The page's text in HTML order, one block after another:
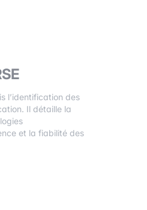
l’identification des
Il détaille la
et la fiabilité des